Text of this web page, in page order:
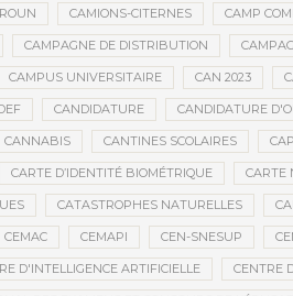
CAMIONS-CITERNES CAMP
CAMPAGNE DE DISTRIBUTION
CAMPUS UNIVERSITAIRE CAN 2023
CANDIDATURE CANDIDATURE
CANNABIS CANTINES SCOLAIRES CAP
CARTE D’IDENTITÉ BIOMÉTRIQUE CARTE
CATASTROPHES NATURELLES
CEMAC CEMAPI CEN-SNESUP
D'INTELLIGENCE ARTIFICIELLE CENTRE